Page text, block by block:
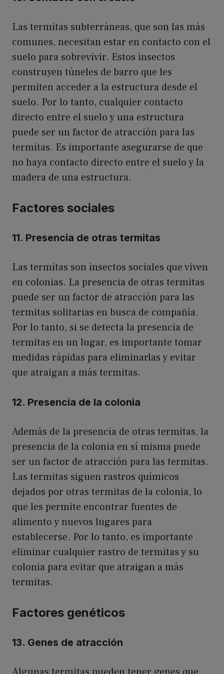
Las termitas subterráneas, que son las más
comunes, necesitan estar en contacto con el
suelo para sobrevivir. Estos insectos
construyen túneles de barro que les
permiten acceder a la estructura desde el
suelo. Por lo tanto, cualquier contacto
directo entre el suelo y una estructura
puede ser un factor de atracción para las
termitas. Es importante asegurarse de que
no haya contacto directo entre el suelo y la
madera de una estructura.
Factores sociales
11. Presencia de otras termitas
Las termitas son insectos sociales que viven
en colonias. La presencia de otras termitas
puede ser un factor de atracción para las
termitas solitarias en busca de compañía.
Por lo tanto, si se detecta la presencia de
termitas en un lugar, es importante tomar
medidas rápidas para eliminarlas y evitar
que atraigan a más termitas.
12. Presencia de la colonia
Además de la presencia de otras termitas, la
presencia de la colonia en sí misma puede
ser un factor de atracción para las termitas.
Las termitas siguen rastros químicos
dejados por otras termitas de la colonia, lo
que les permite encontrar fuentes de
alimento y nuevos lugares para
establecerse. Por lo tanto, es importante
eliminar cualquier rastro de termitas y su
colonia para evitar que atraigan a más
termitas.
Factores genéticos
13. Genes de atracción